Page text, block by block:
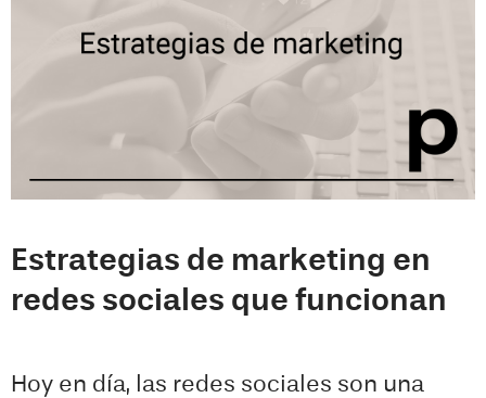
Estrategias de marketing en
redes sociales que funcionan
Hoy en día, las redes sociales son una